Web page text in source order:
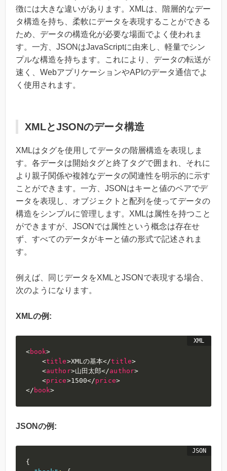
徴には大きな違いがあります。XMLは、階層的なデー
タ構造を持ち、柔軟にデータを表現することができる
ため、データの構造化が必要な場面でよく使われま
す。一方、JSONはJavaScriptに由来し、軽量でシン
プルな構造を持ちます。これにより、データの転送が
速く、WebアプリケーションやAPIのデータ通信でよ
く使用されます。
XMLとJSONのデータ構造
XMLはタグを使用してデータの階層構造を表現しま
す。各データは開始タグと終了タグで囲まれ、それに
より親子関係や複雑なデータの関連性を明示的に示す
ことができます。一方、JSONはキーと値のペアでデ
ータを表現し、オブジェクトと配列を使ってデータの
構造をシンプルに管理します。XMLは属性を持つこと
ができますが、JSONでは属性という概念は存在せ
ず、すべてのデータがキーと値の形式で記述されま
す。
例えば、同じデータをXMLとJSONで表現する場合、
次のようになります。
XMLの例:
<book>
<title>XMLの基本</title>
<author>山田太郎</author>
<price>1500</price>
</ book>
JSONの例:
{